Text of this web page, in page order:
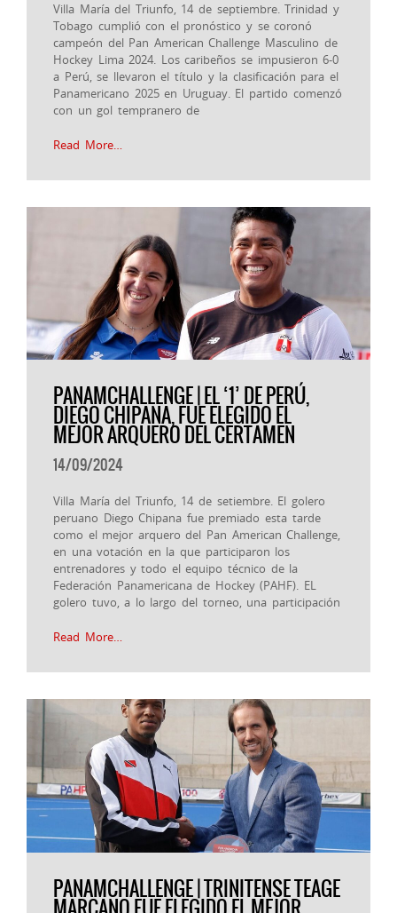
Villa María del Triunfo, 14 de septiembre. Trinidad y
Tobago cumplió con el pronóstico y se coronó
campeón del Pan American Challenge Masculino de
Hockey Lima 2024. Los caribeños se impusieron 6-0
a Perú, se llevaron el título y la clasificación para el
Panamericano 2025 en Uruguay. El partido comenzó
con un gol tempranero de
Read More…
PANAMCHALLENGE | EL ‘1’ DE PERÚ,
DIEGO CHIPANA, FUE ELEGIDO EL
MEJOR ARQUERO DEL CERTAMEN
14/09/2024
Villa María del Triunfo, 14 de setiembre. El golero
peruano Diego Chipana fue premiado esta tarde
como el mejor arquero del Pan American Challenge,
en una votación en la que participaron los
entrenadores y todo el equipo técnico de la
Federación Panamericana de Hockey (PAHF). EL
golero tuvo, a lo largo del torneo, una participación
Read More…
PANAMCHALLENGE | TRINITENSE TEAGE